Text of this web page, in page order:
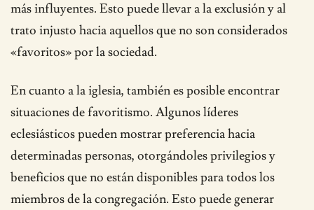
más influyentes. Esto puede llevar a la exclusión y al
trato injusto hacia aquellos que no son considerados
«favoritos» por la sociedad.
En cuanto a la iglesia, también es posible encontrar
situaciones de favoritismo. Algunos líderes
eclesiásticos pueden mostrar preferencia hacia
determinadas personas, otorgándoles privilegios y
beneficios que no están disponibles para todos los
miembros de la congregación. Esto puede generar